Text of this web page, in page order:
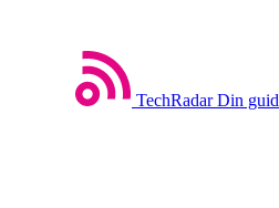
TechRadar Din